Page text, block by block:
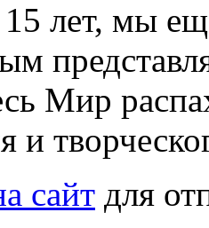
лет, мы
Мир
и
сайт для